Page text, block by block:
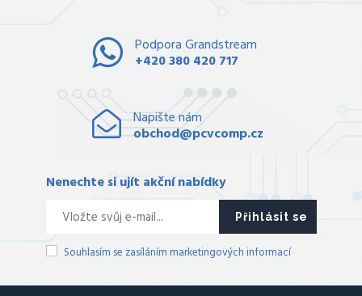
Podpora Grandstream
+420 380 420 717
Napište nám
obchod@pcvcomp.cz
Nenechte si ujít akční nabídky
Přihlásit se
Souhlasím se zasíláním marketingových informací